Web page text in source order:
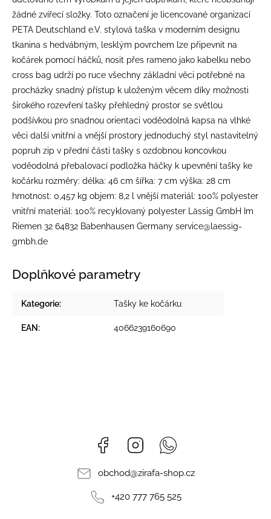
žádné zvířecí složky. Toto označení je licencované organizací
PETA Deutschland e.V. stylová taška v moderním designu
tkanina s hedvábným, lesklým povrchem lze připevnit na
kočárek pomocí háčků, nosit přes rameno jako kabelku nebo
cross bag udrží po ruce všechny základní věci potřebné na
procházky snadný přístup k uloženým věcem díky možnosti
širokého rozevření tašky přehledný prostor se světlou
podšívkou pro snadnou orientaci voděodolná kapsa na vlhké
věci další vnitřní a vnější prostory jednoduchý styl nastavitelný
popruh zip v přední části tašky s ozdobnou koncovkou
voděodolná přebalovací podložka háčky k upevnění tašky ke
kočárku rozměry: délka: 46 cm šířka: 7 cm výška: 28 cm
hmotnost: 0,457 kg objem: 8,2 l vnější materiál: 100% polyester
vnitřní materiál: 100% recyklovaný polyester Lässig GmbH Im
Riemen 32 64832 Babenhausen Germany service@laessig-
gmbh.de
Doplňkové parametry
Kategorie: Tašky ke kočárku
EAN: 4066239160690
Facebook Instagram
obchod@zirafa-shop.cz
+420 777 765 525